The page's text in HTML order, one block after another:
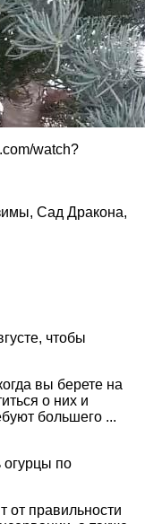
watch?
, Сад Дракона,
чтобы
вы берете на
о них и
большего ...
огурцы по
от правильности